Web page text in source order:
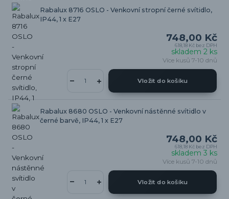
Rabalux 8716 OSLO - Venkovní stropní černé svítidlo,
IP44, 1 x E27
748,00 Kč
618,18 Kč bez DPH
skladem 2 ks
Více kusů 7-10 dnů
Vložit do košíku
Rabalux 8680 OSLO - Venkovní nástěnné svítidlo v
černé barvě, IP44, 1 x E27
748,00 Kč
618,18 Kč bez DPH
skladem 3 ks
Více kusů 7-10 dnů
Vložit do košíku